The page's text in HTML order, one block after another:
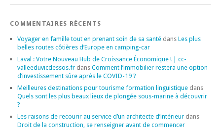
COMMENTAIRES RÉCENTS
Voyager en famille tout en prenant soin de sa santé dans Les plus
belles routes côtières d’Europe en camping-car
Laval : Votre Nouveau Hub de Croissance Économique ! | cc-
valleeduvicdessos.fr dans Comment l’immobilier restera une option
d’investissement sûre après le COVID-19 ?
Meilleures destinations pour tourisme formation linguistique dans
Quels sont les plus beaux lieux de plongée sous-marine à découvrir
?
Les raisons de recourir au service d’un architecte d’intérieur dans
Droit de la construction, se renseigner avant de commencer